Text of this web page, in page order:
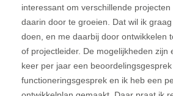
interessant om verschillende projecten
daarin door te groeien. Dat wil ik
doen, en me daarbij door ontwikkelen
of projectleider. De mogelijkheden zijn
keer per jaar een beoordelingsgesprek
functioneringsgesprek en ik heb een